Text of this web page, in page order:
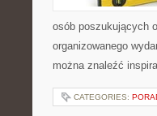
osób poszukujących
organizowanego
można znaleźć
CATEGORIES: